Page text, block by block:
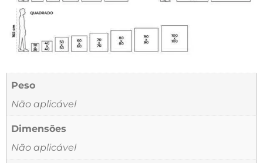
Peso
Não aplicável
Dimensões
Não aplicável